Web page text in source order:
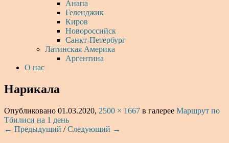
Анапа
Геленджик
Киров
Новороссийск
Санкт-Петербург
Латинская Америка
Аргентина
О нас
Нарикала
Опубликовано 01.03.2020, 2500 × 1667 в галерее Маршрут по
Тбилиси на 1 день
← Предыдущий /Следующий →